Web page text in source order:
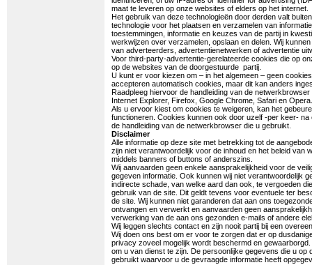
maat te leveren op onze websites of elders op het internet.
Het gebruik van deze technologieën door derden valt
technologie voor het plaatsen en verzamelen van
toestemmingen, informatie en keuzes van de partij in
werkwijzen over verzamelen, opslaan en delen. Wij
van adverteerders, advertentienetwerken of advertentie
Voor third-party-advertentie-gerelateerde cookies die op
op de websites van de doorgestuurde partij.
U kunt er voor kiezen om – in het algemeen – geen
accepteren automatisch cookies, maar dit kan anders
Raadpleeg hiervoor de handleiding van de
Internet Explorer, Firefox, Google Chrome, Safari en Opera.
Als u ervoor kiest om cookies te weigeren, kan het
functioneren. Cookies kunnen ook door uzelf -per keer-
de handleiding van de netwerkbrowser die u gebruikt.
Disclaimer
Alle informatie op deze site met betrekking tot de
zijn niet verantwoordelijk voor de inhoud en het beleid
middels banners of buttons of anderszins.
Wij aanvaarden geen enkele aansprakelijkheid voor de
gegeven informatie. Ook kunnen wij niet verantwoordelijk
indirecte schade, van welke aard dan ook, te vergoeden
gebruik van de site. Dit geldt tevens voor eventuele ter
de site. Wij kunnen niet garanderen dat aan ons
ontvangen en verwerkt en aanvaarden geen
verwerking van de aan ons gezonden e-mails of andere
Wij leggen slechts contact en zijn nooit partij bij een
Wij doen ons best om er voor te zorgen dat er op
privacy zoveel mogelijk wordt beschermd en
om u van dienst te zijn. De persoonlijke gegevens die u
gebruikt waarvoor u de gevraagde informatie heeft